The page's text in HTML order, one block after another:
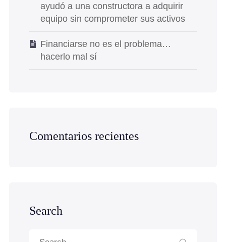
ayudó a una constructora a adquirir
equipo sin comprometer sus activos
Financiarse no es el problema…
hacerlo mal sí
Comentarios recientes
Search